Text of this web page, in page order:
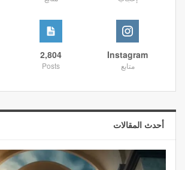
Instagram
متابع
2,804
Posts
أحدث المقالات